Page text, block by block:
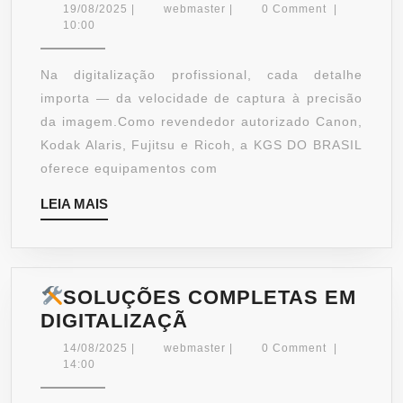
GARANTIDAS
19/08/2025 19/08/2025
| webmaster webmaster
| 0 Comment
|
10:00
Na digitalização profissional, cada detalhe
importa — da velocidade de captura à precisão
da imagem.Como revendedor autorizado Canon,
Kodak Alaris, Fujitsu e Ricoh, a KGS DO BRASIL
oferece equipamentos com
LEIA MAISLEIA
MAIS
SOLUÇÕES COMPLETAS EM
DIGITALIZAÇÃ
SOLUÇÕES
14/08/2025 14/08/2025
| webmaster webmaster
| 0 Comment
|
14:00